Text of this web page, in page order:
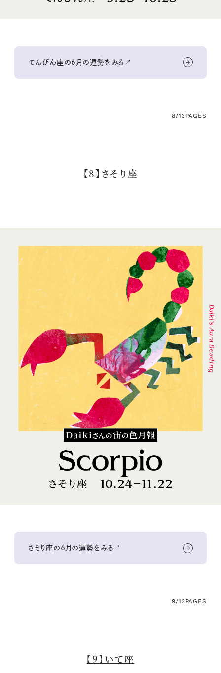
てんびん座の6月の運勢をみる↗
8/13PAGES
【8】さそり座
さそり座の6月の運勢をみる↗
9/13PAGES
【9】いて座